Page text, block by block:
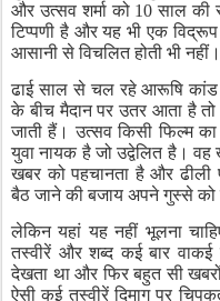
और उत्सव शर्मा को10साल की
टिप्पणी है और यह भी एक विद्रूप
आसानी से विचलित होती भी नहीं।
ढाई साल से चल रहे आरूषि कांड
के बीच मैदान पर उतर आता है तो
जाती हैं। उत्सव किसी फिल्म का
युवा नायक है जो उद्वेलित है। वह
खबर को पहचानता है और ढीली
बैठ जाने की बजाय अपने गुस्से को
लेकिन यहां यह नहीं भूलना
तस्वीरें और शब्द कई बार वाकई
देखता था और फिर बहुत सी
ऐसी कई तस्वीरें दिमाग पर